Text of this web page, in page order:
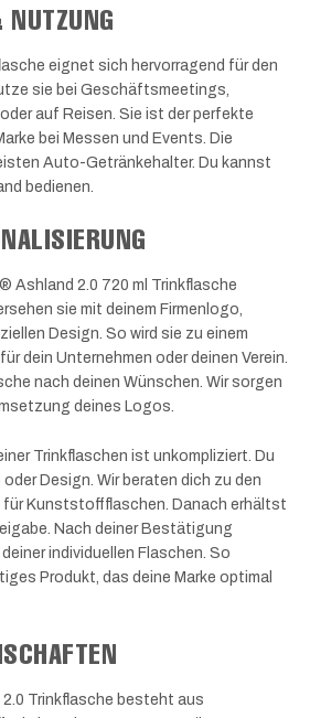
eignet sich hervorragend für den
sie bei Geschäftsmeetings,
auf Reisen. Sie ist der perfekte
bei Messen und Events. Die
Auto-Getränkehalter. Du kannst
bedienen.
Ashland 2.0 720 ml Trinkflasche
sie mit deinem Firmenlogo,
Design. So wird sie zu einem
dein Unternehmen oder deinen Verein.
nach deinen Wünschen. Wir sorgen
deines Logos.
Trinkflaschen ist unkompliziert. Du
Design. Wir beraten dich zu den
für Kunststoffflaschen. Danach erhältst
Nach deiner Bestätigung
individuellen Flaschen. So
Produkt, das deine Marke optimal
Trinkflasche besteht aus